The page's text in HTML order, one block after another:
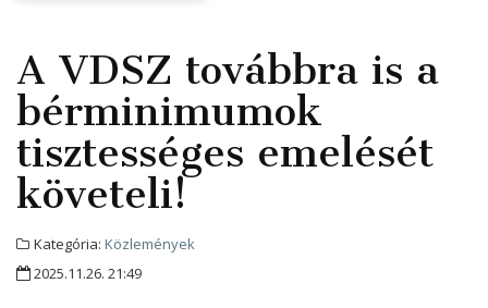
A VDSZ továbbra is a
bérminimumok
tisztességes emelését
követeli!
Kategória: Közlemények
2025.11.26. 21:49